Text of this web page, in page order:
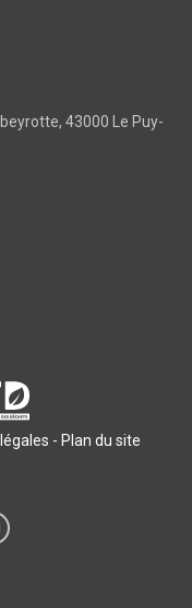
43000 Le Puy-
- Plan du site